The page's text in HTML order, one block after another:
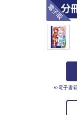
※電子書